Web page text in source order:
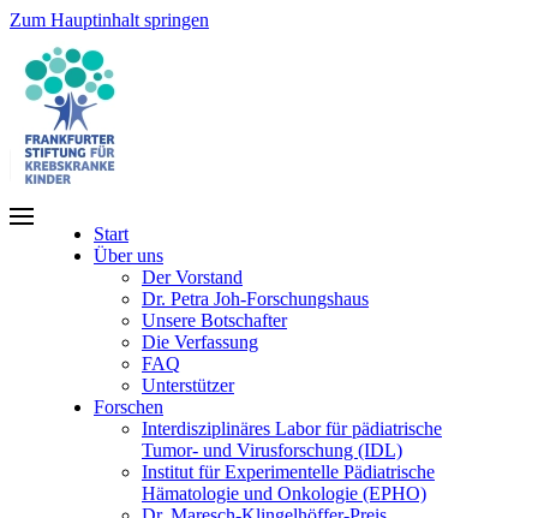
Zum Hauptinhalt springen
Start
Über uns
Der Vorstand
Dr. Petra Joh-Forschungshaus
Unsere Botschafter
Die Verfassung
FAQ
Unterstützer
Forschen
Interdisziplinäres Labor für pädiatrische
Tumor- und Virusforschung (IDL)
Institut für Experimentelle Pädiatrische
Hämatologie und Onkologie (EPHO)